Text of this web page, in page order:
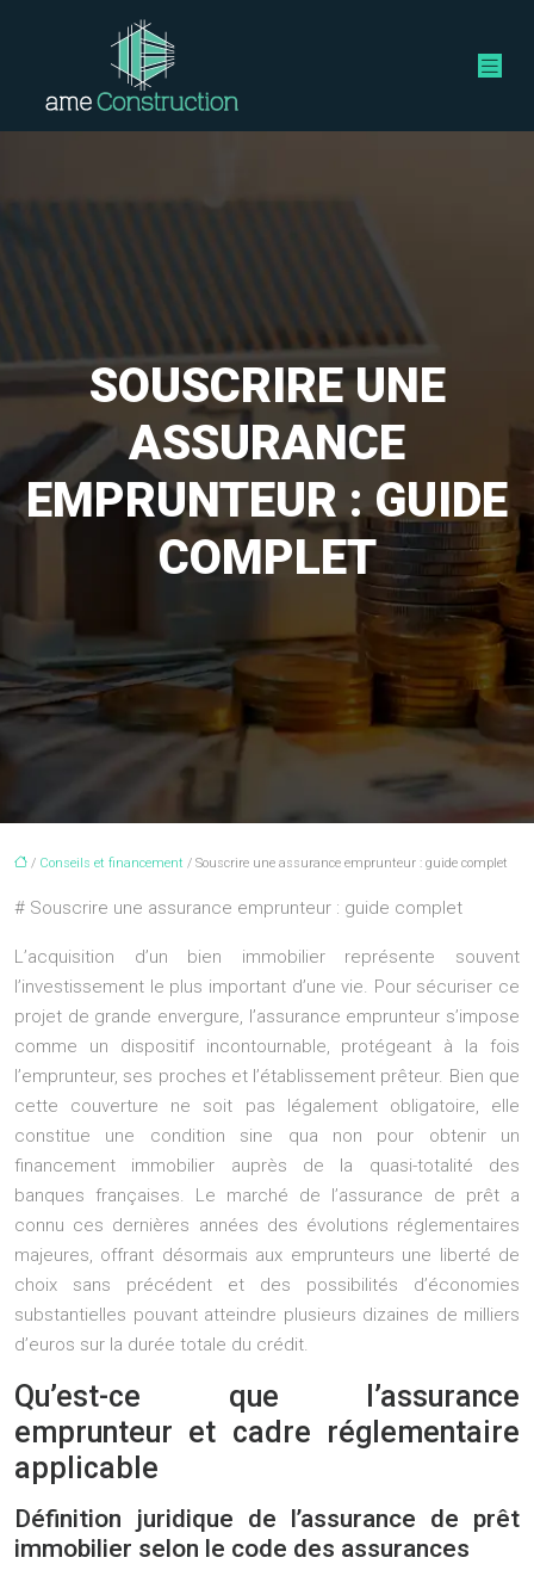
SOUSCRIRE UNE
ASSURANCE
EMPRUNTEUR : GUIDE
COMPLET
/ Conseils et financement / Souscrire une assurance emprunteur : guide complet
# Souscrire une assurance emprunteur : guide complet
L’acquisition d’un bien immobilier représente souvent
l’investissement le plus important d’une vie. Pour sécuriser ce
projet de grande envergure, l’assurance emprunteur s’impose
comme un dispositif incontournable, protégeant à la fois
l’emprunteur, ses proches et l’établissement prêteur. Bien que
cette couverture ne soit pas légalement obligatoire, elle
constitue une condition sine qua non pour obtenir un
financement immobilier auprès de la quasi-totalité des
banques françaises. Le marché de l’assurance de prêt a
connu ces dernières années des évolutions réglementaires
majeures, offrant désormais aux emprunteurs une liberté de
choix sans précédent et des possibilités d’économies
substantielles pouvant atteindre plusieurs dizaines de milliers
d’euros sur la durée totale du crédit.
Qu’est-ce que l’assurance
emprunteur et cadre réglementaire
applicable
Définition juridique de l’assurance de prêt
immobilier selon le code des assurances